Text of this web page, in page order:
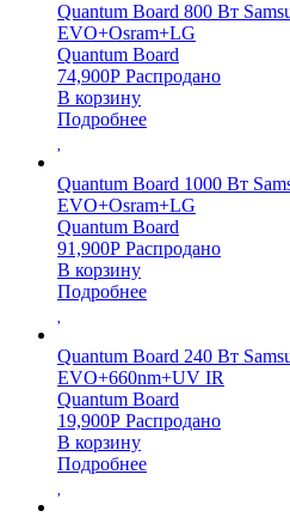
Quantum Board 800 Вт
EVO+Osram+LG
Quantum Board
74,900Р Распродано
В корзину
Подробнее
Quantum Board 1000 Вт
EVO+Osram+LG
Quantum Board
91,900Р Распродано
В корзину
Подробнее
Quantum Board 240 Вт
EVO+660nm+UV IR
Quantum Board
19,900Р Распродано
В корзину
Подробнее